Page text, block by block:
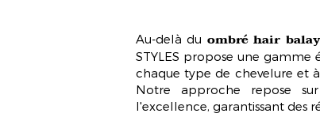
Au-delà du ombré hair
STYLES propose une gamme
chaque type de chevelure et
Notre approche repose
l'excellence, garantissant des